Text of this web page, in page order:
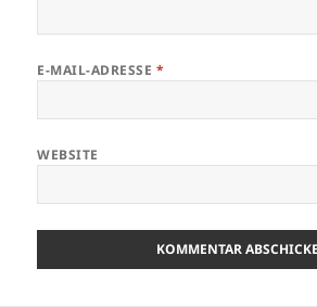
E-MAIL-ADRESSE *
WEBSITE